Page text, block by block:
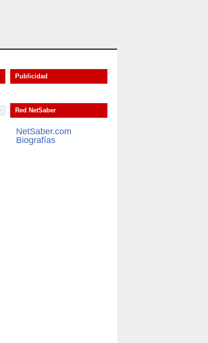
Publicidad
Red NetSaber
NetSaber.com
Biografías